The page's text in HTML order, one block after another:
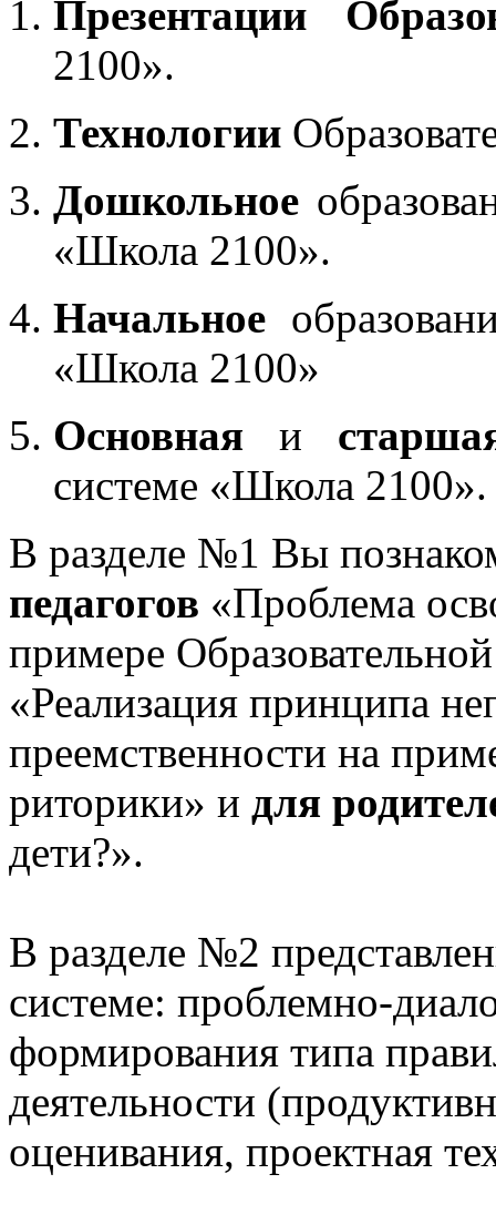
Презентации
2100».
Технологии
Дошкольное
«Школа 2100».
Начальное
«Школа 2100»
Основная и
системе «Школа 2100».
В разделе №1 Вы
педагогов «Проблема
примере
«Реализация принципа
преемственности на
риторики» и для
дети?».
В разделе №2
системе: проблемно-
формирования типа
деятельности
оценивания, проектная